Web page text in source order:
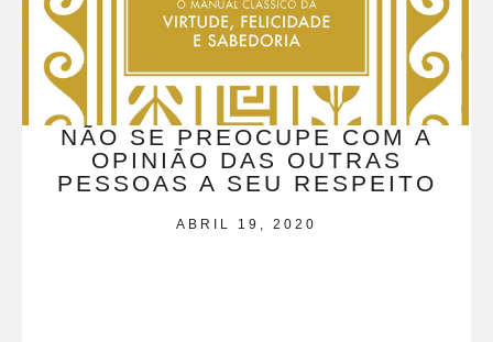
NÃO SE PREOCUPE COM A
OPINIÃO DAS OUTRAS
PESSOAS A SEU RESPEITO
ABRIL 19, 2020